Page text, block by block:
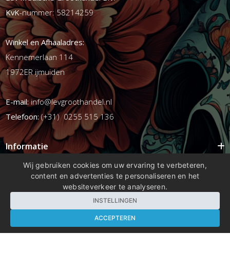
KvK-nummer: 58214259
Winkel en Afhaaladres:
Kennemerlaan 114
1972ER ijmuiden
E-mail:info@levgroothandel.nl
Telefoon:(+31) 0255 515 136
Informatie
Mijn account
Wij gebruiken cookies om uw ervaring te verbeteren,
content en advertenties te personaliseren en het
websiteverkeer te analyseren.
INSTELLINGEN
ACCEPTEREN